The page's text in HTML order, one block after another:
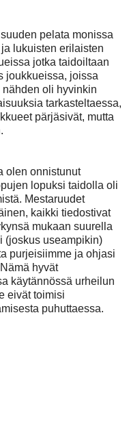
pelata monissa
lukuisten erilaisten
jotka taidoiltaan
joukkueissa, joissa
oli hyvinkin
tarkasteltaessa,
pärjäsivät, mutta
olen onnistunut
lopuksi taidolla oli
Mestaruudet
kaikki tiedostivat
mukaan suurella
(joskus useampikin)
purjeisiimme ja ohjasi
hyvät
käytännössä urheilun
eivät toimisi
puhuttaessa.